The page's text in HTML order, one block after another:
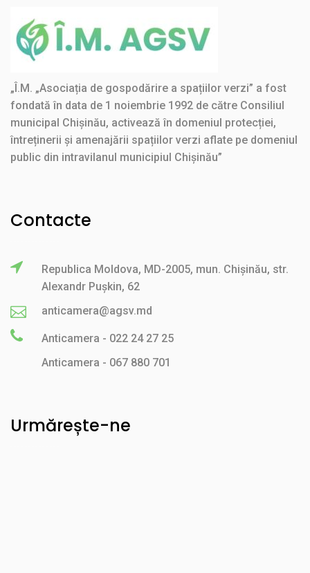
„Î.M. „Asociația de gospodărire a spațiilor verzi” a fost
fondată în data de 1 noiembrie 1992 de către Consiliul
municipal Chișinău, activează în domeniul protecției,
întreținerii și amenajării spațiilor verzi aflate pe domeniul
public din intravilanul municipiul Chișinău”
Contacte
Republica Moldova, MD-2005, mun. Chișinău, str.
Alexandr Pușkin, 62
anticamera@agsv.md
Anticamera - 022 24 27 25
Anticamera - 067 880 701
Urmărește-ne